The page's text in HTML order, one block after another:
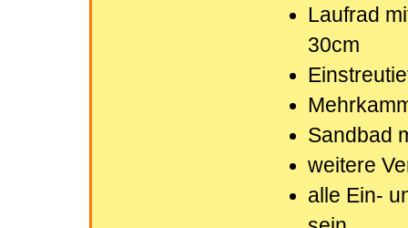
Laufrad
30cm
Sandbad
weitere
alle Ein-